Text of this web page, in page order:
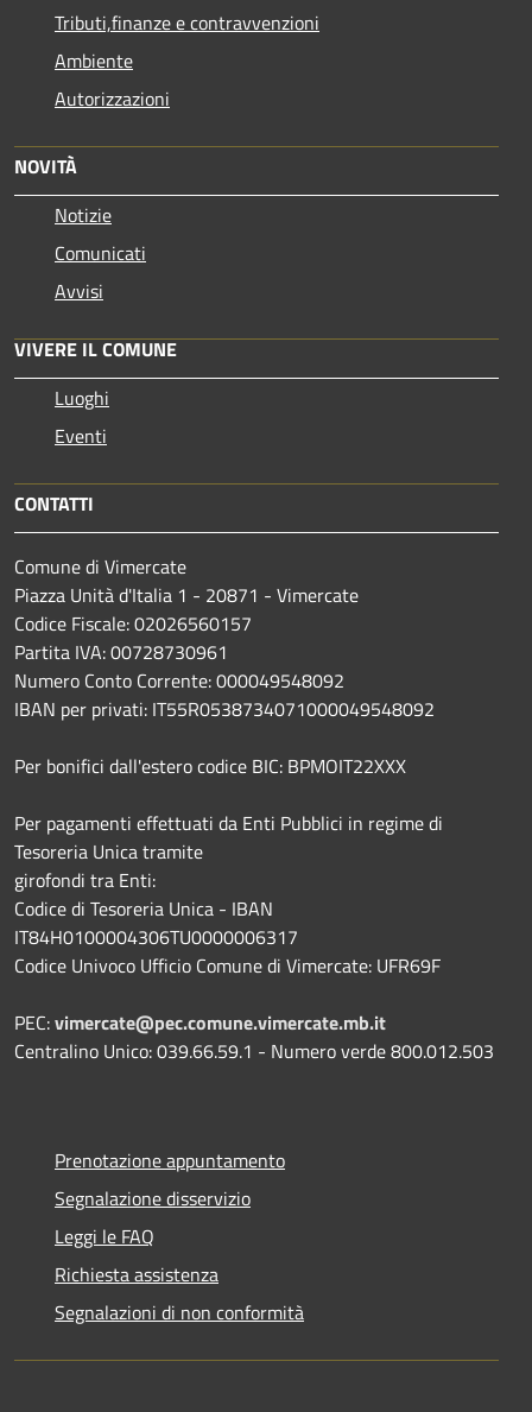
Tributi,finanze e contravvenzioni
Ambiente
Autorizzazioni
NOVITÀ
Notizie
Comunicati
Avvisi
VIVERE IL COMUNE
Luoghi
Eventi
CONTATTI
Comune di Vimercate
Piazza Unità d'Italia 1 - 20871 - Vimercate
Codice Fiscale: 02026560157
Partita IVA: 00728730961
Numero Conto Corrente: 000049548092
IBAN per privati: IT55R0538734071000049548092
Per bonifici dall'estero codice BIC: BPMOIT22XXX
Per pagamenti effettuati da Enti Pubblici in regime di
Tesoreria Unica tramite
girofondi tra Enti:
Codice di Tesoreria Unica - IBAN
IT84H0100004306TU0000006317
Codice Univoco Ufficio Comune di Vimercate: UFR69F
PEC:vimercate@pec.comune.vimercate.mb.it
Centralino Unico: 039.66.59.1 - Numero verde 800.012.503
Prenotazione appuntamento
Segnalazione disservizio
Leggi le FAQ
Richiesta assistenza
Segnalazioni di non conformità